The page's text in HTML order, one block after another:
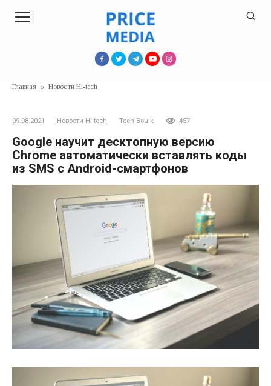
Главная » Новости Hi-tech
09.08.2021 Новости Hi-tech Tech Boulk 457
Google научит десктопную версию
Chrome автоматически вставлять коды
из SMS с Android-смартфонов